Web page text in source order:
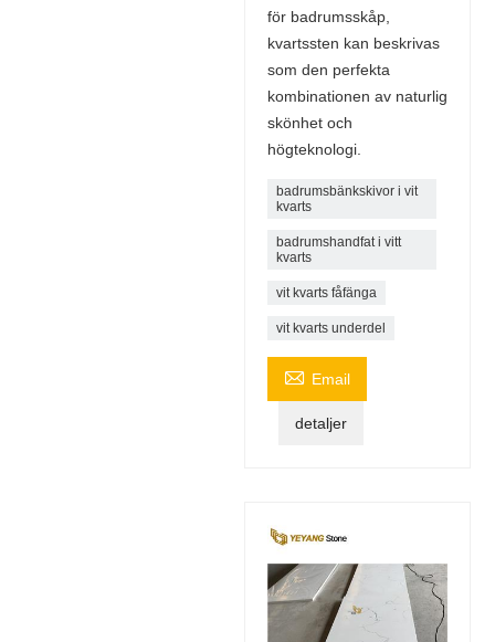
för badrumsskåp,
kvartssten kan beskrivas
som den perfekta
kombinationen av naturlig
skönhet och
högteknologi.
badrumsbänkskivor i vit
kvarts
badrumshandfat i vitt
kvarts
vit kvarts fåfänga
vit kvarts underdel
 Email
detaljer